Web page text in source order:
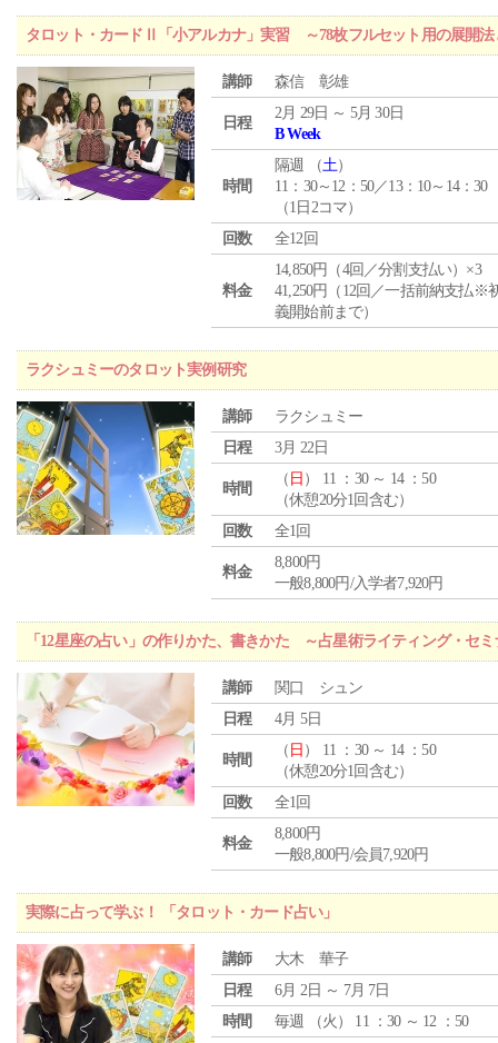
タロット・カードⅡ「小アルカナ」実習 ～78枚フルセット用の展開法
講師 森信 彰雄
日程
2月 29日 ～ 5月 30日
B Week
時間
隔週 （土）
11：30～12：50／13：10～14：30
（1日2コマ）
回数
全12回
料金
14,850円（4回／分割支払い）×3
41,250円（12回／一括前納支払※
義開始前まで）
ラクシュミーのタロット実例研究
講師
ラクシュミー
日程
3月 22日
時間
（ 日 ） 11 ：30 ～ 14 ：50
（休憩20分1回含む）
回数
全1回
料金
8,800円
一般8,800円/入学者7,920円
「12星座の占い」の作りかた、書きかた ～占星術ライティング・セミ
講師
関口 シュン
日程
4月 5日
時間
（ 日 ） 11 ：30 ～ 14 ：50
（休憩20分1回含む）
回数
全1回
料金
8,800円
一般8,800円/会員7,920円
実際に占って学ぶ！ 「タロット・カード占い」
講師
大木 華子
日程
6月 2日 ～ 7月 7日
時間
毎週 （火 ） 11 ：30 ～ 12 ：50